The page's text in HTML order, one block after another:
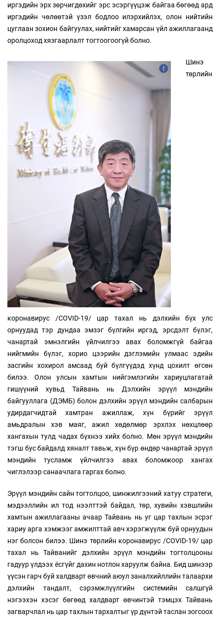
иргэдийн эрх зөрчигдөхийг эрс эсэргүүцэж байгаа бөгөөд ард
иргэдийн чөлөөтэй үзэл бодлоо илэрхийлэх, олон нийтийн
цуглаан зохион байгуулах, нийтийг хамарсан үйл ажиллагаанд
оролцоход хязгаарлалт тогтоогоогүй болно.
Шинэ
төрлийн
коронавирус /COVID-19/ цар тахал нь дэлхийн бүх улс
орнуудад тэр дундаа эмзэг бүлгийн иргэд, эрсдэлт бүлэг,
чанартай эмнэлгийн үйлчилгээ авах боломжгүй байгаа
нийгмийн бүлэг, хорио цээрийн дэглэмийн улмаас эдийн
засгийн хохирол амсаад буй бүлгүүдэд хүнд цохилт өгсөн
билээ. Олон улсын хамтын нийгэмлэгийн хариуцлагатай
гишүүний хувьд Тайвань нь Дэлхийн эрүүл мэндийн
байгууллага (ДЭМБ) болон дэлхийн эрүүл мэндийн салбарын
удирдагчидтай хамтран ажиллаж, хүн бүрийг эрүүл
амьдралын хэв маяг, ажил хөдөлмөр эрхлэх нөхцлөөр
хангахын тулд чадах бүхнээ хийх болно. Мөн эрүүл мэндийн
тэгш бус байдалд хяналт тавьж, хүн бүр өндөр чанартай эрүүл
мэндийн тусламж үйлчилгээ авах боломжоор хангах
чиглэлээр санаачлага гаргах болно.
Эрүүл мэндийн сайн тогтолцоо, шинжилгээний хатуу стратеги,
мэдээллийн ил тод нээлттэй байдал, төр, хувийн хэвшлийн
хамтын ажиллагааны ачаар Тайвань нь уг цар тахлын эсрэг
хариу арга хэмжээг амжилттай авч хэрэгжүүлж буй орнуудын
нэг болсон билээ. Шинэ төрлийн коронавирус /COVID-19/ цар
тахал нь Тайванийг дэлхийн эрүүл мэндийн тогтолцооны
гадуур үлдээх ёсгүйг дахин нотлон харуулж байна. Бид шинээр
үүсэн гарч буй халдварт өвчний аюул заналхийллийн талаархи
дэлхийн тандалт, сэрэмжлүүлгийн системийн салшгүй
нэгээхэн хэсэг бөгөөд халдварт өвчинтэй тэмцэх Тайвань
загварчлал нь цар тахлын тархалтыг үр дүнтэй таслан зогсоох